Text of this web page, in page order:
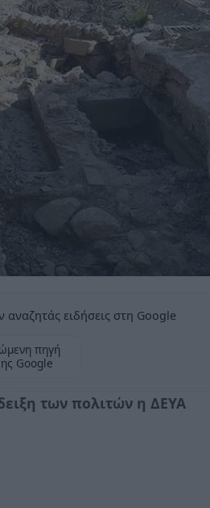
ειδήσεις στη Google
πηγή
Google
των πολιτών η ΔΕΥΑ